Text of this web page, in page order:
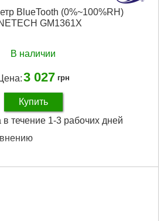
BlueTooth (0%~100%RH)
GM1361X
В наличии
3 027 грн
Купить
в течение 1-3 рабочих дней